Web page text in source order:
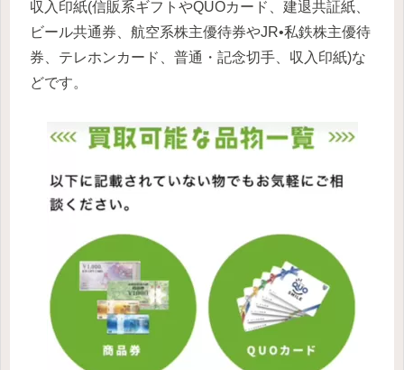
収入印紙(信販系ギフトやQUOカード、建退共証紙、
ビール共通券、航空系株主優待券やJR•私鉄株主優待
券、テレホンカード、普通・記念切手、収入印紙)な
どです。